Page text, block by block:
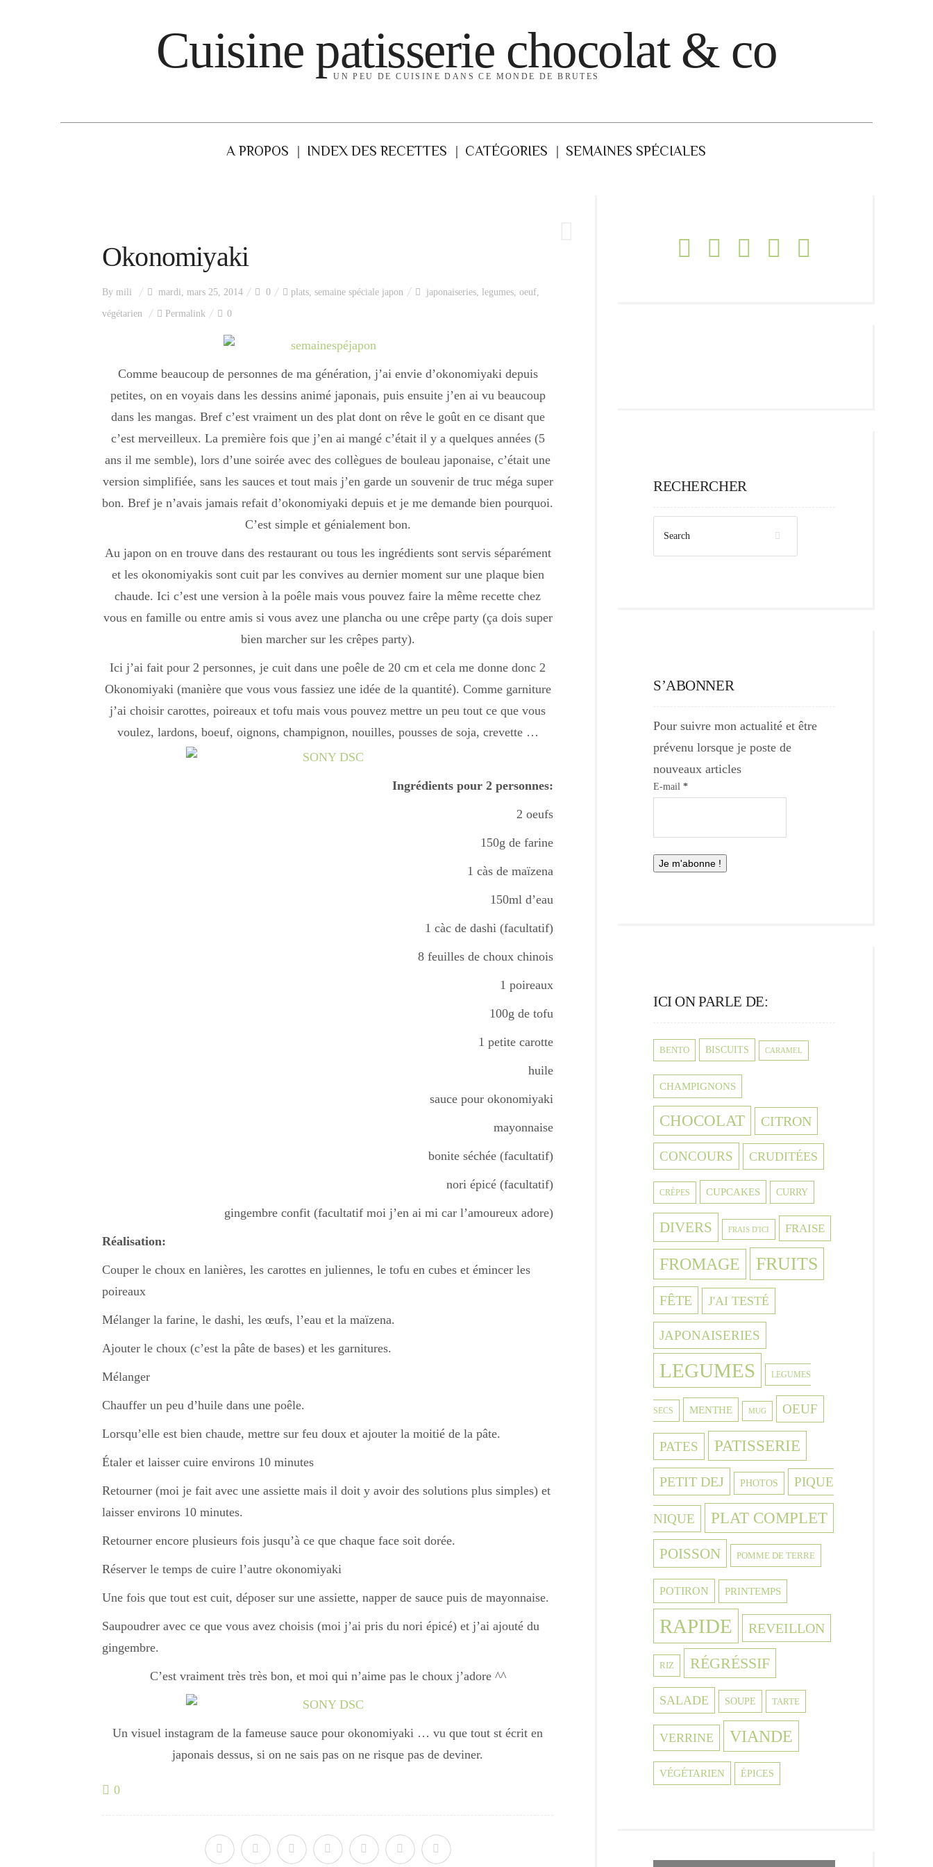
Cuisine patisserie chocolat & co
UN PEU DE CUISINE DANS CE MONDE DE BRUTES
A PROPOS INDEX DES RECETTES CATÉGORIES SEMAINES SPÉCIALES
Okonomiyaki
By mili mardi, mars 25, 2014 0 plats, semaine spéciale japon japonaiseries, legumes, oeuf,
végétarien Permalink 0
Comme beaucoup de personnes de ma génération, j’ai envie d’okonomiyaki depuis
petites, on en voyais dans les dessins animé japonais, puis ensuite j’en ai vu beaucoup
dans les mangas. Bref c’est vraiment un des plat dont on rêve le goût en ce disant que
c’est merveilleux. La première fois que j’en ai mangé c’était il y a quelques années (5
ans il me semble), lors d’une soirée avec des collègues de bouleau japonaise, c’était une
version simplifiée, sans les sauces et tout mais j’en garde un souvenir de truc méga super
bon. Bref je n’avais jamais refait d’okonomiyaki depuis et je me demande bien pourquoi.
C’est simple et génialement bon.
Au japon on en trouve dans des restaurant ou tous les ingrédients sont servis séparément
et les okonomiyakis sont cuit par les convives au dernier moment sur une plaque bien
chaude. Ici c’est une version à la poêle mais vous pouvez faire la même recette chez
vous en famille ou entre amis si vous avez une plancha ou une crêpe party (ça dois super
bien marcher sur les crêpes party).
Ici j’ai fait pour 2 personnes, je cuit dans une poêle de 20 cm et cela me donne donc 2
Okonomiyaki (manière que vous vous fassiez une idée de la quantité). Comme garniture
j’ai choisir carottes, poireaux et tofu mais vous pouvez mettre un peu tout ce que vous
voulez, lardons, boeuf, oignons, champignon, nouilles, pousses de soja, crevette …
Ingrédients pour 2 personnes:
2 oeufs
150g de farine
1 càs de maïzena
150ml d’eau
1 càc de dashi (facultatif)
8 feuilles de choux chinois
1 poireaux
100g de tofu
1 petite carotte
huile
sauce pour okonomiyaki
mayonnaise
bonite séchée (facultatif)
nori épicé (facultatif)
gingembre confit (facultatif moi j’en ai mi car l’amoureux adore)
Réalisation:
Couper le choux en lanières, les carottes en juliennes, le tofu en cubes et émincer les
poireaux
Mélanger la farine, le dashi, les œufs, l’eau et la maïzena.
Ajouter le choux (c’est la pâte de bases) et les garnitures.
Mélanger
Chauffer un peu d’huile dans une poêle.
Lorsqu’elle est bien chaude, mettre sur feu doux et ajouter la moitié de la pâte.
Étaler et laisser cuire environs 10 minutes
Retourner (moi je fait avec une assiette mais il doit y avoir des solutions plus simples) et
laisser environs 10 minutes.
Retourner encore plusieurs fois jusqu’à ce que chaque face soit dorée.
Réserver le temps de cuire l’autre okonomiyaki
Une fois que tout est cuit, déposer sur une assiette, napper de sauce puis de mayonnaise.
Saupoudrer avec ce que vous avez choisis (moi j’ai pris du nori épicé) et j’ai ajouté du
gingembre.
C’est vraiment très très bon, et moi qui n’aime pas le choux j’adore ^^
Un visuel instagram de la fameuse sauce pour okonomiyaki … vu que tout st écrit en
japonais dessus, si on ne sais pas on ne risque pas de deviner.
0
RECHERCHER
S’ABONNER
Pour suivre mon actualité et être
prévenu lorsque je poste de
nouveaux articles
E-mail *
ICI ON PARLE DE:
BENTO BISCUITS CARAMEL
CHAMPIGNONS
CHOCOLAT CITRON
CONCOURS CRUDITÉES
CRÈPES CUPCAKES CURRY
DIVERS FRAIS D'ICI FRAISE
FROMAGE FRUITS
FÊTE J'AI TESTÉ
JAPONAISERIES
LEGUMES LEGUMES
SECS MENTHE MUG OEUF
PATES PATISSERIE
PETIT DEJ PHOTOS PIQUE
NIQUE PLAT COMPLET
POISSON POMME DE TERRE
POTIRON PRINTEMPS
RAPIDE REVEILLON
RIZ RÉGRÉSSIF
SALADE SOUPE TARTE
VERRINE VIANDE
VÉGÉTARIEN ÉPICES